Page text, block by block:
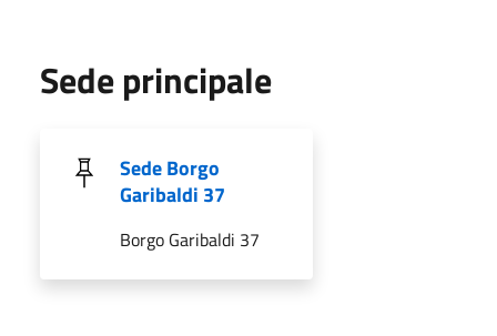
Sede principale
Sede Borgo
Garibaldi 37
Borgo Garibaldi 37